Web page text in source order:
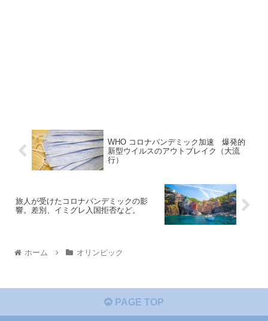
WHO コロナパンデミック加速 爆発的
新型ウイルスのアウトブレイク（大流
行）
旅人が受けたコロナパンデミックの影
響。差別、イミグレ入国拒否など。
ホーム オリンピック
PAGE TOP